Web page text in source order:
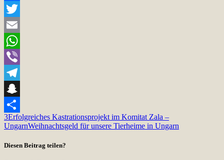
Facebook
Twitter
Email
WhatsApp
Viber
Telegram
Snapchat
Teilen
3Erfolgreiches Kastrationsprojekt im Komitat Zala –
UngarnWeihnachtsgeld für unsere Tierheime in Ungarn
Diesen Beitrag teilen?